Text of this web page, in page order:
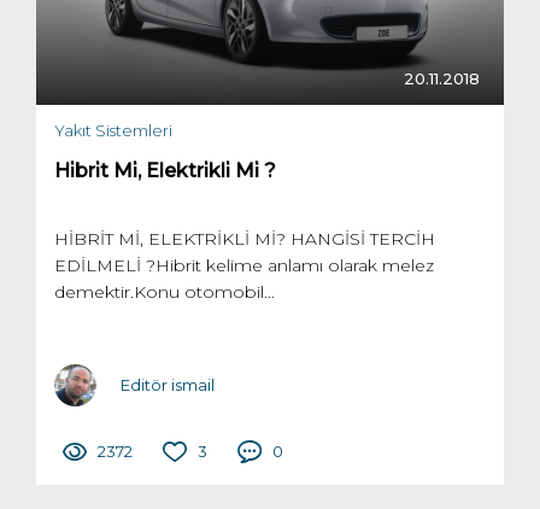
20.11.2018
Yakıt Sistemleri
Hi̇bri̇t Mi̇, Elektri̇kli̇ Mi̇ ?
HİBRİT Mİ, ELEKTRİKLİ Mİ? HANGİSİ TERCİH
EDİLMELİ ?Hibrit kelime anlamı olarak melez
demektir.Konu otomobil...
Editör ismail
2372 3 0